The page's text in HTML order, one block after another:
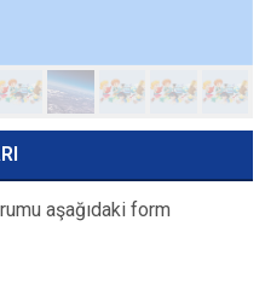
aşağıdaki form